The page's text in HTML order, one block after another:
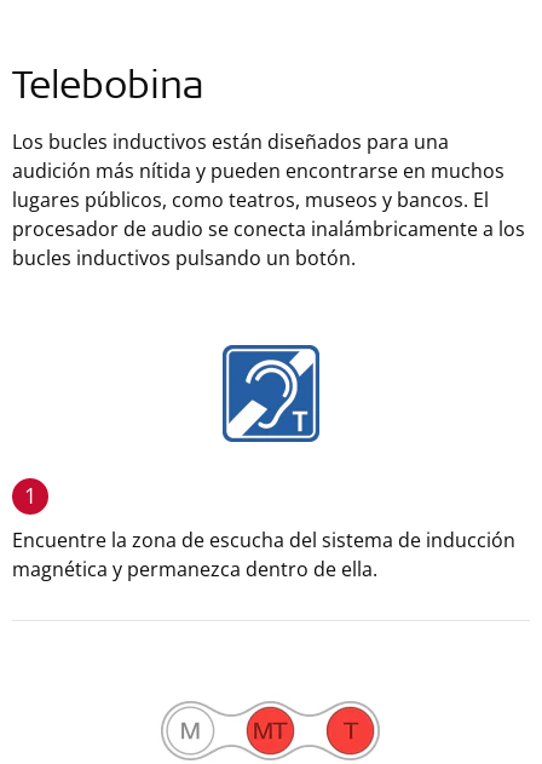
Telebobina
Los bucles inductivos están diseñados para una
audición más nítida y pueden encontrarse en muchos
lugares públicos, como teatros, museos y bancos. El
procesador de audio se conecta inalámbricamente a los
bucles inductivos pulsando un botón.
1
Encuentre la zona de escucha del sistema de inducción
magnética y permanezca dentro de ella.